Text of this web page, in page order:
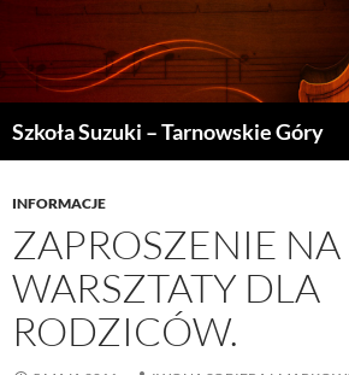
Szkoła Suzuki – Tarnowskie Góry
TREŚCI
INFORMACJE
ZAPROSZENIE NA
WARSZTATY DLA
RODZICÓW.